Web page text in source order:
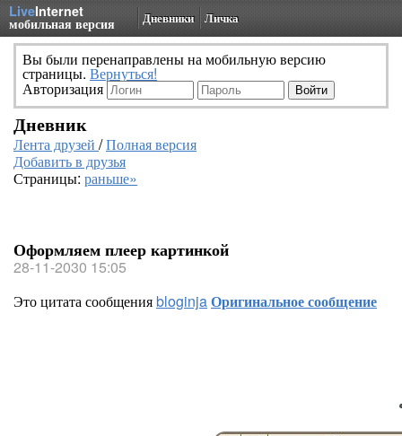
LiveInternet
мобильная версия Дневники Личка
Вы были перенаправлены на мобильную версию
страницы. Вернуться!
Авторизация
Дневник
Лента друзей /Полная версия
Добавить в друзья
Страницы: раньше»
Оформляем плеер картинкой
28-11-2030 15:05
Это цитата сообщенияbloginjaОригинальное сообщение